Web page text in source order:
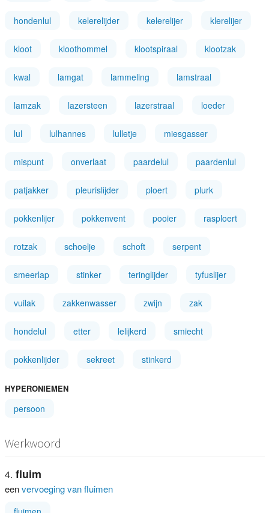
hondenlul kelerelijder kelerelijer klerelijer
kloot kloothommel klootspiraal klootzak
kwal lamgat lammeling lamstraal
lamzak lazersteen lazerstraal loeder
lul lulhannes lulletje miesgasser
mispunt onverlaat paardelul paardenlul
patjakker pleurislijder ploert plurk
pokkenlijer pokkenvent pooier rasploert
rotzak schoelje schoft serpent
smeerlap stinker teringlijder tyfuslijer
vuilak zakkenwasser zwijn zak
hondelul etter lelijkerd smiecht
pokkenlijder sekreet stinkerd
HYPERONIEMEN
persoon
Werkwoord
fluim
eenvervoeging van fluimen